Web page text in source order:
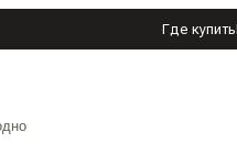
Где купить